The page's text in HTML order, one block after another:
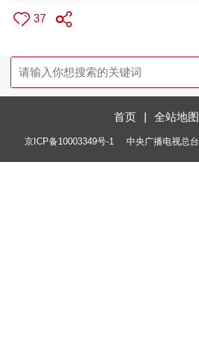
37
首页 全站地图
京ICP备10003349号-1 中央广播电视总台